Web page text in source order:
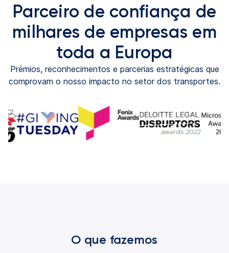
Parceiro de confiança de
milhares de empresas em
toda a Europa
Prémios, reconhecimentos e parcerias estratégicas que
comprovam o nosso impacto no setor dos transportes.
O que fazemos